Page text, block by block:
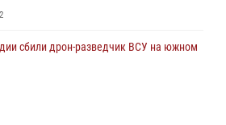
2
сбили дрон-разведчик ВСУ на южном